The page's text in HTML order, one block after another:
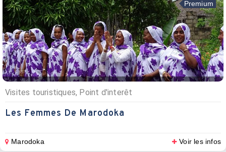
Premium
Visites touristiques, Point d'interêt
Les Femmes De Marodoka
Marodoka Voir les infos